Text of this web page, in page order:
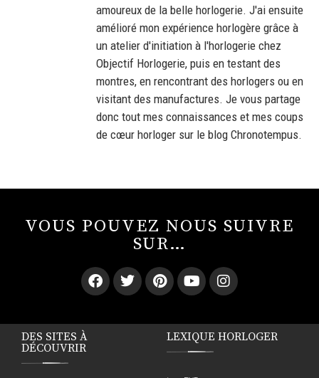
amoureux de la belle horlogerie. J'ai ensuite
amélioré mon expérience horlogère grâce à
un atelier d'initiation à l'horlogerie chez
Objectif Horlogerie, puis en testant des
montres, en rencontrant des horlogers ou en
visitant des manufactures. Je vous partage
donc tout mes connaissances et mes coups
de cœur horloger sur le blog Chronotempus.
VOUS POUVEZ NOUS SUIVRE
SUR…
DES SITES À
DÉCOUVRIR
LEXIQUE HORLOGER